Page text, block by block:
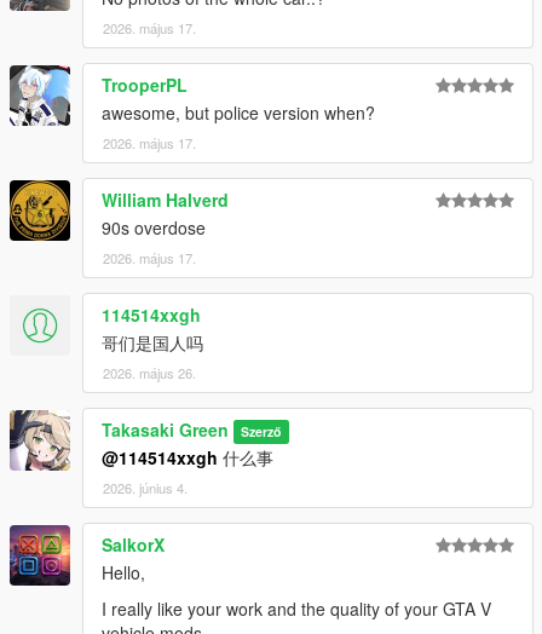
2026. május 17.
TrooperPL
awesome, but police version when?
2026. május 17.
William Halverd
90s overdose
2026. május 17.
114514xxgh
哥们是国人吗
2026. május 26.
Takasaki Green Szerző
@114514xxgh 什么事
2026. június 4.
SalkorX
Hello,
I really like your work and the quality of your GTA V